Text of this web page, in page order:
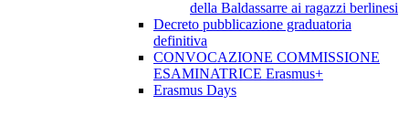
della Baldassarre ai ragazzi berlinesi
Decreto pubblicazione graduatoria
definitiva
CONVOCAZIONE COMMISSIONE
ESAMINATRICE Erasmus+
Erasmus Days